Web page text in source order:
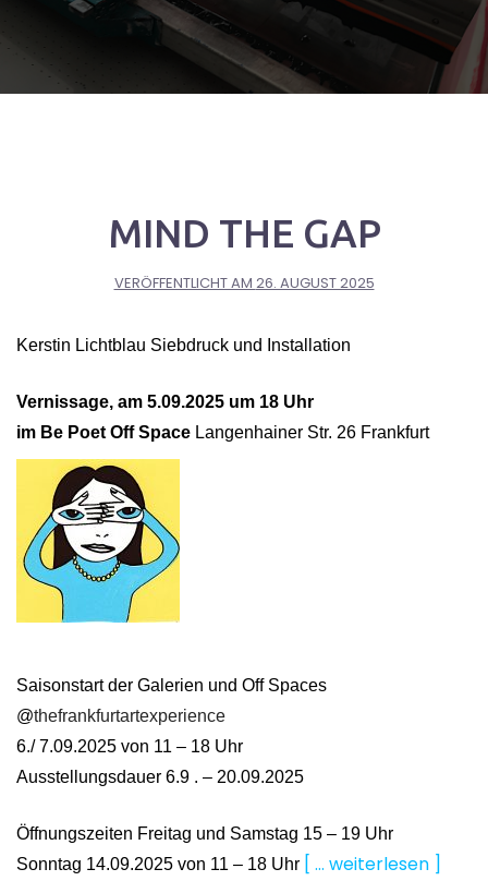
MIND THE GAP
VERÖFFENTLICHT AM 26. AUGUST 2025
Kerstin Lichtblau Siebdruck und Installation
Vernissage, am 5.09.2025 um 18 Uhr
im Be Poet Off Space Langenhainer Str. 26 Frankfurt
Saisonstart der Galerien und Off Spaces
@thefrankfurtartexperience
6./ 7.09.2025 von 11 – 18 Uhr
Ausstellungsdauer 6.9 . – 20.09.2025
Öffnungszeiten Freitag und Samstag 15 – 19 Uhr
Sonntag 14.09.2025 von 11 – 18 Uhr [ … weiterlesen ]